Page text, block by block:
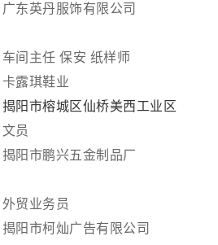
广东英丹服饰有限公司
车间主任 保安 纸样师
卡露琪鞋业
阳市榕城区仙桥美西工业区
文员
揭阳市鹏兴五金制品厂
外贸业务员
揭阳市柯灿广告有限公司